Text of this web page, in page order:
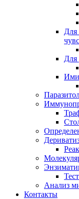
Для
Для
Анализ
Контакты